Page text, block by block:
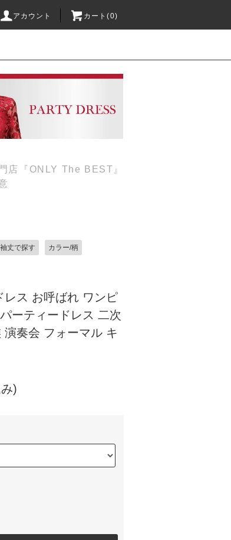
アカウント カート(0)
店『ONLY The BEST』
袖丈で探す カラー/柄
レス お呼ばれ ワンピ
ーティードレス 二次
奏会 フォーマル キ
)